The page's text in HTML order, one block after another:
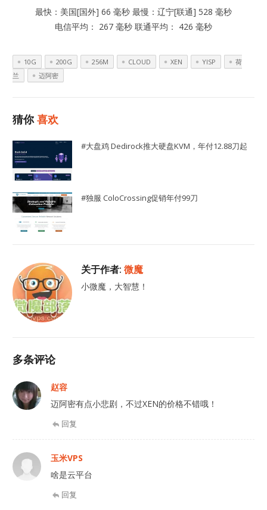
最快：美国[国外] 66 毫秒 最慢：辽宁[联通] 528 毫秒
电信平均： 267 毫秒 联通平均： 426 毫秒
10G 200G 256M CLOUD XEN YISP
荷
兰
迈阿密
猜你喜欢
#大盘鸡 Dedirock推大硬盘KVM，年付12.88刀起
#独服 ColoCrossing促销年付99刀
关于作者:微魔
小微魔，大智慧！
多条评论
赵容
迈阿密有点小悲剧，不过XEN的价格不错哦！
回复
玉米VPS
啥是云平台
回复